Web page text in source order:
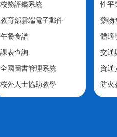
校務評鑑系統
教育部雲端電子郵件
午餐食譜
課表查詢
全國圖書管理系統
校外人士協助教學
性平
藥物
體適
交通
資通
防火